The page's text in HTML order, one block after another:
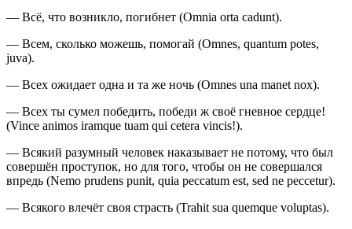
— Всё, что возникло, погибнет (Omnia orta cadunt).
— Всем, сколько можешь, помогай (Omnes, quantum potes,
juva).
— Всех ожидает одна и та же ночь (Omnes una manet nox).
— Всех ты сумел победить, победи ж своё гневное сердце!
(Vince animos iramque tuam qui cetera vincis!).
— Всякий разумный человек наказывает не потому, что был
совершён проступок, но для того, чтобы он не совершался
впредь (Nemo prudens punit, quia peccatum est, sed ne peccetur).
— Всякого влечёт своя страсть (Trahit sua quemque voluptas).